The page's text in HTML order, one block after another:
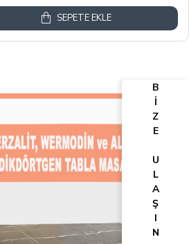
SEPETE EKLE
B
İ
Z
E
U
L
A
Ş
I
N